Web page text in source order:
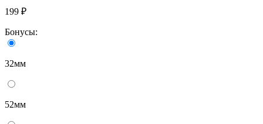
199 ₽
Бонусы:
32мм
52мм